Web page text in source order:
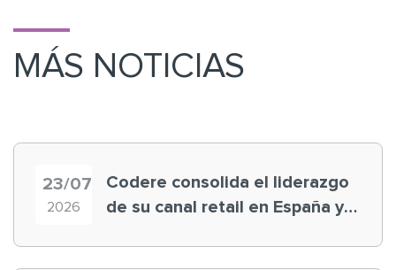
MÁS NOTICIAS
23/07
2026
Codere consolida el liderazgo
de su canal retail en España y